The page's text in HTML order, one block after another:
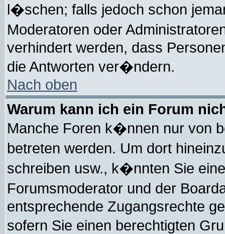
l�schen; falls jedoch schon
Moderatoren oder
verhindert werden, dass
die Antworten ver�ndern.
Nach oben
Warum kann ich ein Forum
Manche Foren k�nnen nur von
betreten werden. Um dort
schreiben usw., k�nnten Sie
Forumsmoderator und der
entsprechende Zugangsrechte
sofern Sie einen berechtigten